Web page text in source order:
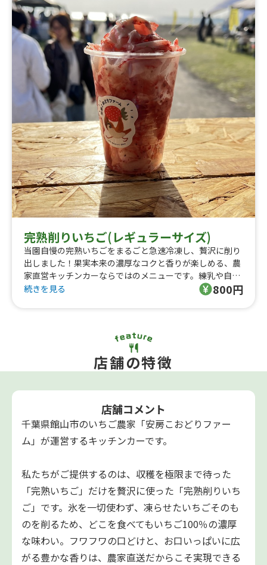
完熟削りいちご(レギュラーサイズ)
当園自慢の完熟いちごをまるごと急速冷凍し、贅沢に削り
出しました！果実本来の濃厚なコクと香りが楽しめる、農
家直営キッチンカーならではのメニューです。練乳や自家
製ソースを添えてお届けします。
続きを見る 800円
店舗の特徴
店舗コメント
千葉県館山市のいちご農家「安房こおどりファー
ム」が運営するキッチンカーです。
私たちがご提供するのは、収穫を極限まで待った
「完熟いちご」だけを贅沢に使った「完熟削りいち
ご」です。氷を一切使わず、凍らせたいちごそのも
のを削るため、どこを食べてもいちご100％の濃厚
な味わい。フワフワの口どけと、お口いっぱいに広
がる豊かな香りは、農家直送だからこそ実現できる